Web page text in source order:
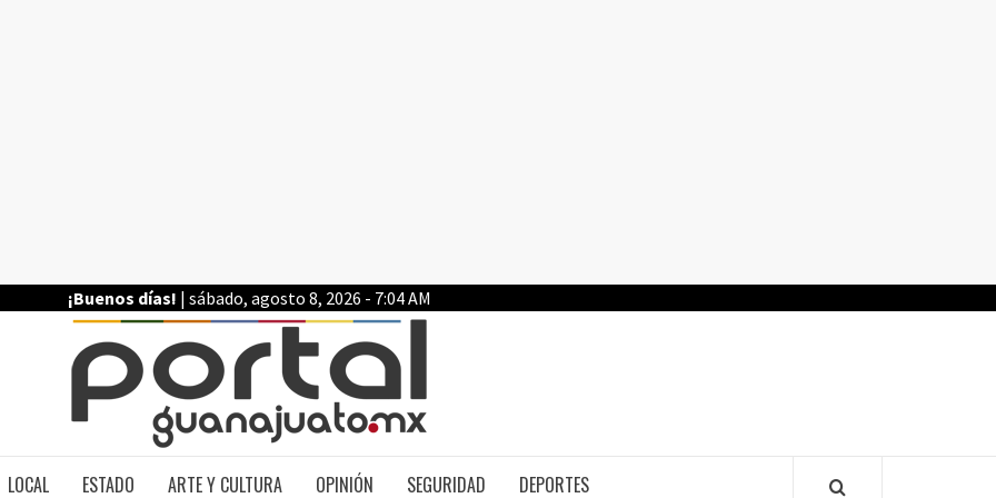
¡Buenos días! | sábado, agosto 8, 2026 - 7:04 AM
LOCAL ESTADO ARTE Y CULTURA OPINIÓN SEGURIDAD DEPORTES